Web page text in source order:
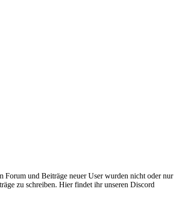
Forum und Beiträge neuer User wurden nicht oder nur
zu schreiben. Hier findet ihr unseren Discord